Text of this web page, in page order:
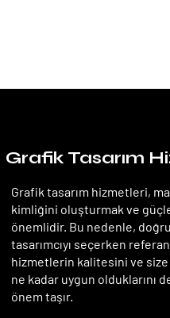
Grafik Tasarım
Grafik tasarım hizmetleri,
kimliğini oluşturmak ve
önemlidir. Bu nedenle,
tasarımcıyı seçerken
hizmetlerin kalitesini ve size
ne kadar uygun olduklarını
önem taşır.